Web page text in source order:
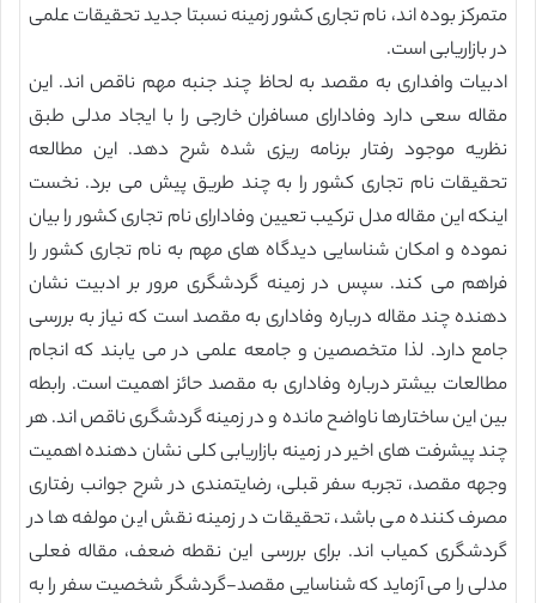
متمرکز بوده اند، نام تجاری کشور زمینه نسبتا جدید تحقیقات علمی
در بازاریابی است.
ادبیات وافداری به مقصد به لحاظ چند جنبه مهم ناقص اند. این
مقاله سعی دارد وفادارای مسافران خارجی را با ایجاد مدلی طبق
نظریه موجود رفتار برنامه ریزی شده شرح دهد. این مطالعه
تحقیقات نام تجاری کشور را به چند طریق پیش می برد. نخست
اینکه این مقاله مدل ترکیب تعیین وفادارای نام تجاری کشور را بیان
نموده و امکان شناسایی دیدگاه های مهم به نام تجاری کشور را
فراهم می کند. سپس در زمینه گردشگری مرور بر ادبیت نشان
دهنده چند مقاله درباره وفاداری به مقصد است که نیاز به بررسی
جامع دارد. لذا متخصصین و جامعه علمی در می یابند که انجام
مطالعات بیشتر درباره وفاداری به مقصد حائز اهمیت است. رابطه
بین این ساختارها ناواضح مانده و در زمینه گردشگری ناقص اند. هر
چند پیشرفت های اخیر در زمینه بازاریابی کلی نشان دهنده اهمیت
وجهه مقصد، تجربه سفر قبلی، رضایتمندی در شرح جوانب رفتاری
مصرف کننده می باشد، تحقیقات در زمینه نقش این مولفه ها در
گردشگری کمیاب اند. برای بررسی این نقطه ضعف، مقاله فعلی
مدلی را می آزماید که شناسایی مقصد-گردشگر شخصیت سفر را به